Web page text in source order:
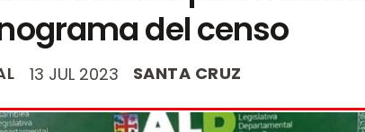
del censo
13 JUL 2023 SANTA CRUZ